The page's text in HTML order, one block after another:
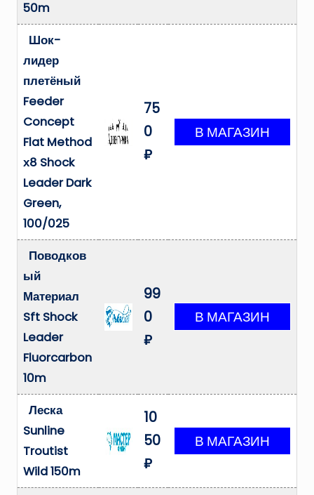
50m
Шок-
лидер
плетёный
Feeder
Concept
Flat Method
х8 Shock
Leader Dark
Green,
100/025
75
0
₽
Поводков
ый
Материал
Sft Shock
Leader
Fluorcarbon
10m
99
0
₽
Леска
Sunline
Troutist
Wild 150m
10
50
₽